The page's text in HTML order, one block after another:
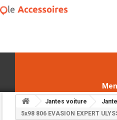
Jantes voiture
5x98 806 EVASION EXPERT